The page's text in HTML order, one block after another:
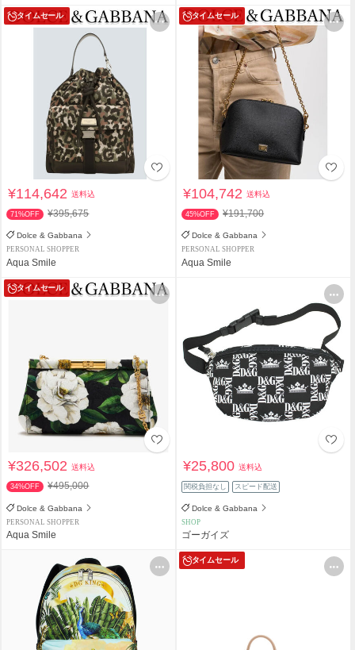
タイムセール
¥114,642送料込
71%OFF ¥395,675
Dolce & Gabbana
PERSONAL SHOPPER
Aqua Smile
タイムセール
¥104,742送料込
45%OFF ¥191,700
Dolce & Gabbana
PERSONAL SHOPPER
Aqua Smile
タイムセール
¥326,502送料込
34%OFF ¥495,000
Dolce & Gabbana
PERSONAL SHOPPER
Aqua Smile
¥25,800送料込
関税負担なし スピード配送
Dolce & Gabbana
SHOP
ゴーガイズ
タイムセール